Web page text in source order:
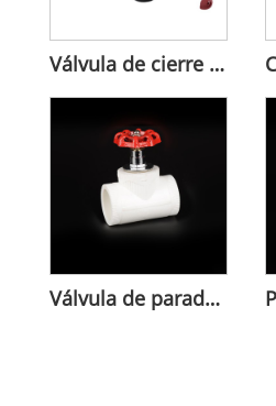
Válvula de cierre de HDPE para control de flujo de agua
Válvula de parada de tubería de agua PPR para control de fluidos